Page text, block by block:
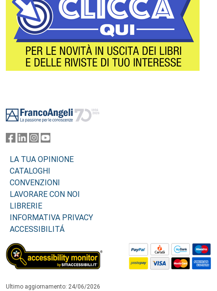
LA TUA OPINIONE
CATALOGHI
CONVENZIONI
LAVORARE CON NOI
LIBRERIE
INFORMATIVA PRIVACY
ACCESSIBILITÁ
Ultimo aggiornamento: 24/06/2026